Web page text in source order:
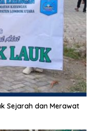
Sejarah dan Merawat